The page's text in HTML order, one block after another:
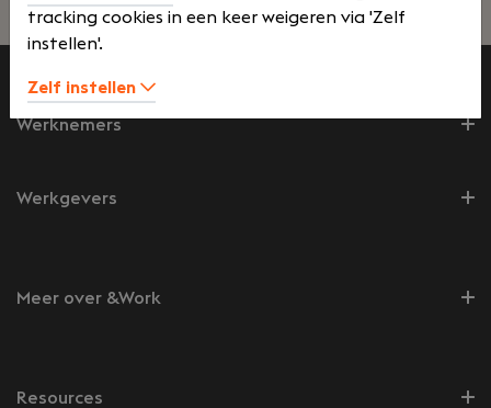
Werknemers
Werkgevers
Meer over &Work
Resources
tracking cookies in een keer weigeren via 'Zelf
instellen'.
Zelf instellen